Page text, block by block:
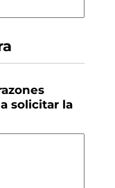
solicitar la